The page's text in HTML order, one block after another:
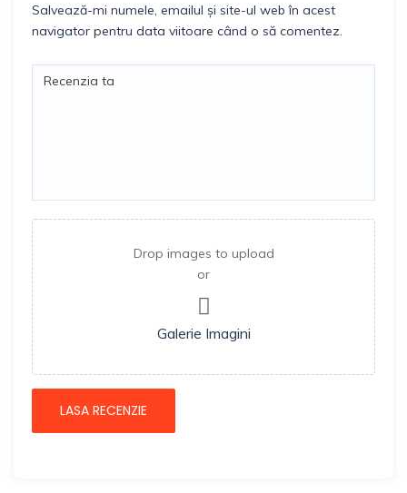
Salvează-mi numele, emailul și site-ul web în acest
navigator pentru data viitoare când o să comentez.
Drop images to upload
or
Galerie Imagini